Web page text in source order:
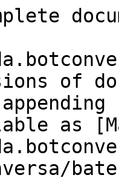
of
as